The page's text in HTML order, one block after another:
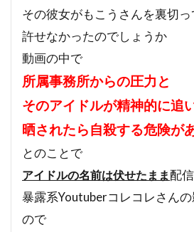
その彼女がもこうさんを裏切
許せなかったのでしょうか
動画の中で
所属事務所からの圧力と
そのアイドルが精神的に追
晒されたら自殺する危険が
とのことで
アイドルの名前は伏せたまま配
暴露系Youtuberコレコレさん
ので